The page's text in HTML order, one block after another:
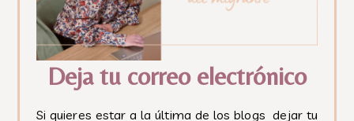
Deja tu correo electrónico
Si quieres estar a la última de los blogs dejar tu